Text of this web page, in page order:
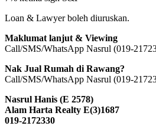
Loan & Lawyer boleh diuruskan.
Maklumat lanjut & Viewing
Call/SMS/WhatsApp Nasrul (019-
Nak Jual Rumah di Rawang?
Call/SMS/WhatsApp Nasrul (019-
Nasrul Hanis (E 2578)
Alam Harta Realty E(3)1687
019-2172330